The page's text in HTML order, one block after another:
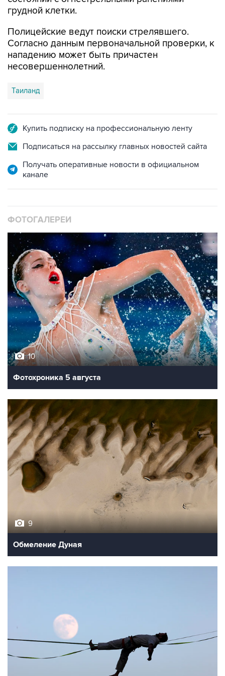
грудной клетки.
Полицейские ведут поиски стрелявшего.
Согласно данным первоначальной проверки, к
нападению может быть причастен
несовершеннолетний.
Таиланд
Купить подписку на профессиональную ленту
Подписаться на рассылку главных новостей сайта
Получать оперативные новости в официальном
канале
ФОТОГАЛЕРЕИ
10
Фотохроника 5 августа
9
Обмеление Дуная